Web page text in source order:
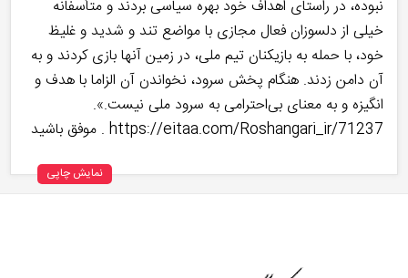
نبوده، در راستای اهداف خود بهره سیاسی بردند و متأسفانه
خیلی از دلسوزان فعال مجازی با مواضع تند و شدید و غلیظ
خود، با حمله به بازیکنان تیم ملی، در زمین آنها بازی کردند و به
آن دامن زدند. هنگام پخش سرود، نخواندن آن الزاما با هدف و
انگیزه و به معنای بی‌احترامی به سرود ملی نیست.».
https://eitaa.com/Roshangari_ir/71237 . موفق باشید
نمایش چاپی